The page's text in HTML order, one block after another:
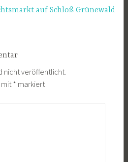
auf Schloß Grünewald
nicht veröffentlicht.
mit* markiert